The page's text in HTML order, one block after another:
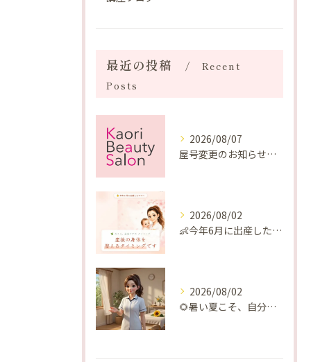
最近の投稿
Recent
Posts
2026/08/07
屋号変更のお知らせと「SAKUYA Harmonies」に込めた想い
2026/08/02
👶今年6月に出産したママへ♡
2026/08/02
🌻暑い夏こそ、自分の身体を整える時間を♡